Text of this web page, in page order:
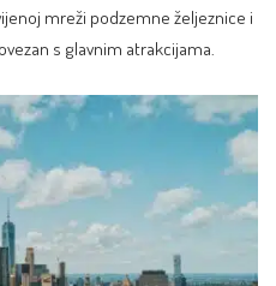
mreži podzemne željeznice i
s glavnim atrakcijama.​